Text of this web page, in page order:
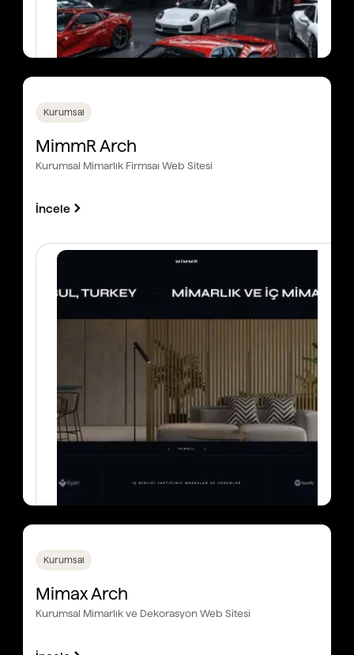
Kurumsal
MimmR Arch
Kurumsal Mimarlık Firmsaı Web Sitesi
İncele
Kurumsal
Mimax Arch
Kurumsal Mimarlık ve Dekorasyon Web Sitesi